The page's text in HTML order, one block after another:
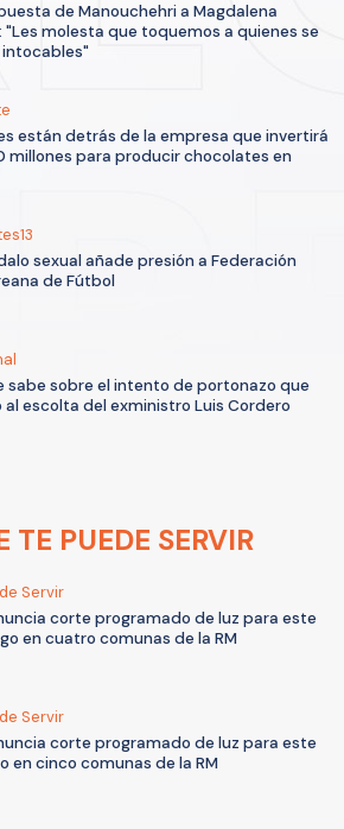
de Manouchehri a Magdalena
"Les molesta que toquemos a quienes se
están detrás de la empresa que invertirá
millones para producir chocolates en
sexual añade presión a Federación
de Fútbol
sabe sobre el intento de portonazo que
escolta del exministro Luis Cordero
TE PUEDE SERVIR
Servir
corte programado de luz para este
en cuatro comunas de la RM
Servir
corte programado de luz para este
en cinco comunas de la RM